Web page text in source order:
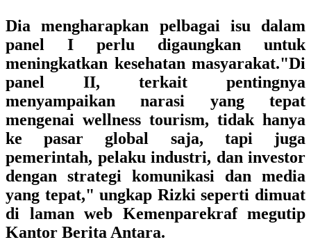
Dia mengharapkan pelbagai isu dalam
panel I perlu digaungkan untuk
meningkatkan kesehatan masyarakat."Di
panel II, terkait pentingnya
menyampaikan narasi yang tepat
mengenai wellness tourism, tidak hanya
ke pasar global saja, tapi juga
pemerintah, pelaku industri, dan investor
dengan strategi komunikasi dan media
yang tepat," ungkap Rizki seperti dimuat
di laman web Kemenparekraf megutip
Kantor Berita Antara.